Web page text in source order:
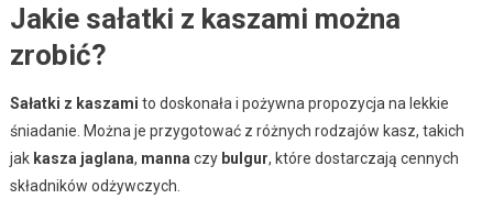
Jakie sałatki z kaszami można
zrobić?
Sałatki z kaszami to doskonała i pożywna propozycja na lekkie
śniadanie. Można je przygotować z różnych rodzajów kasz, takich
jak kasza jaglana, manna czy bulgur, które dostarczają cennych
składników odżywczych.